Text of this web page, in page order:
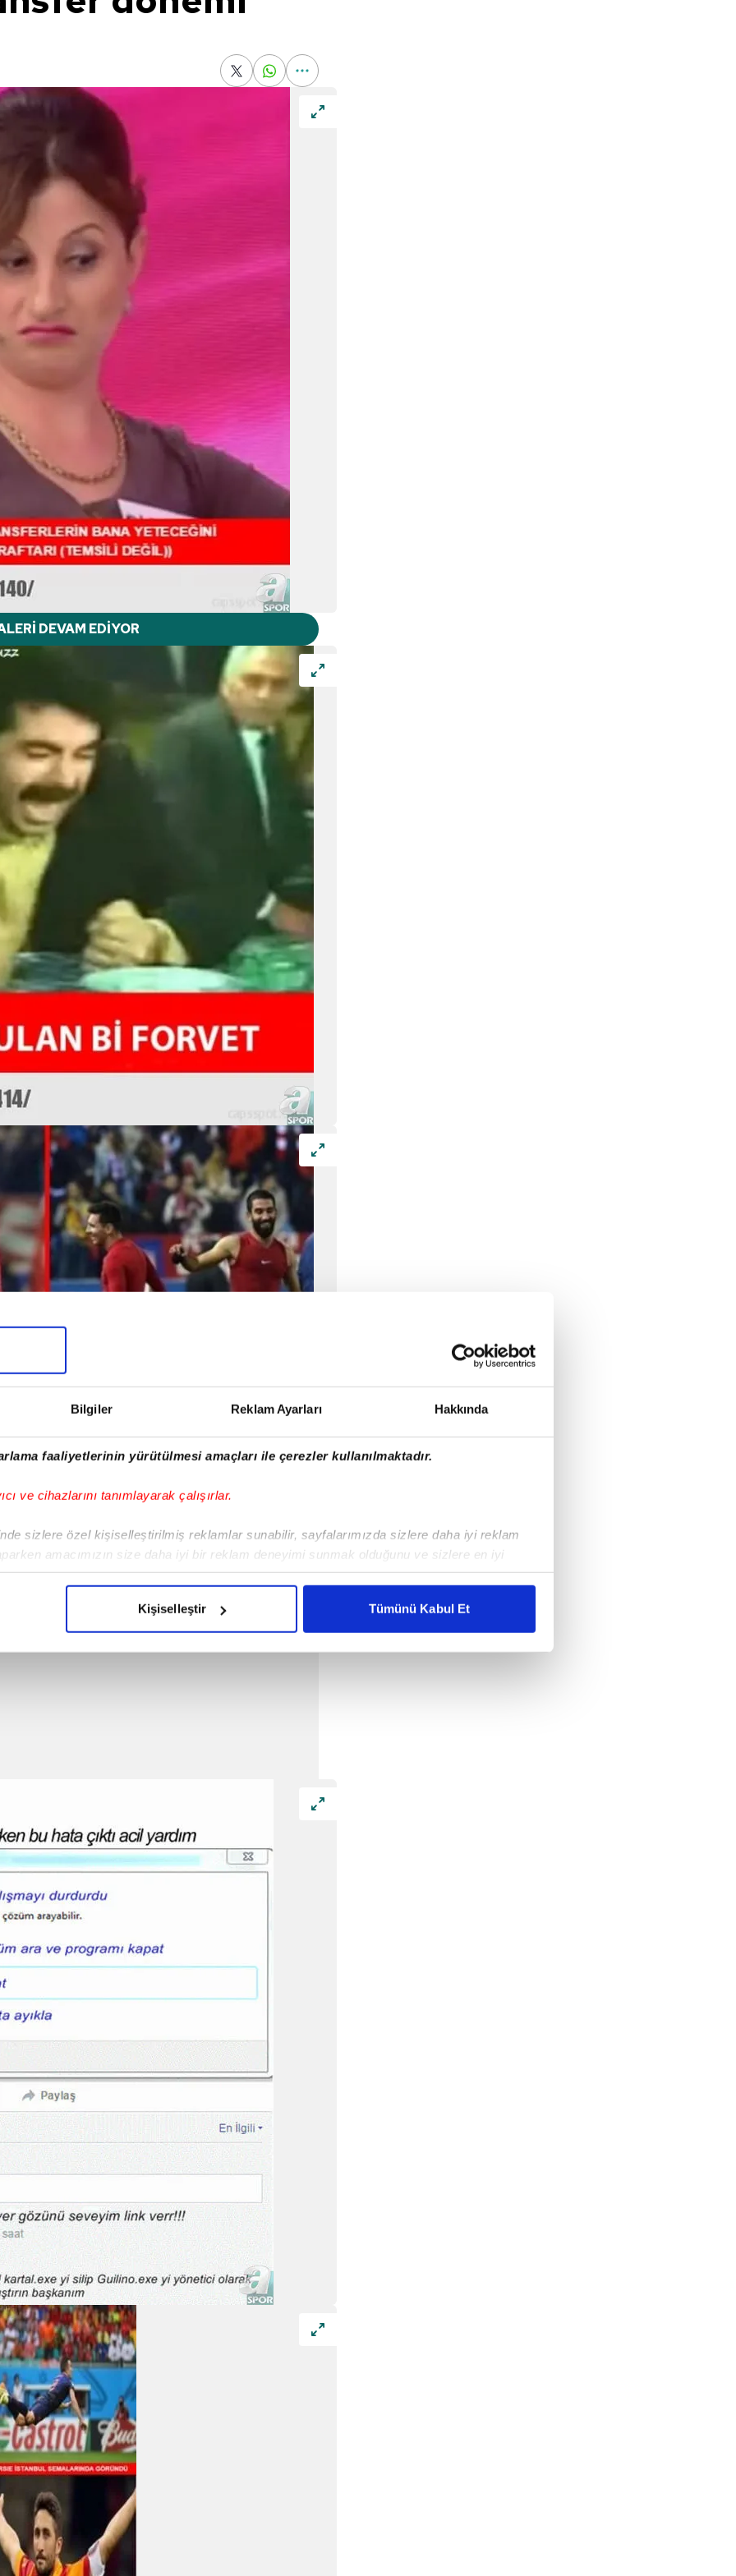
Bilgiler Reklam Ayarları Hakkında
faaliyetlerinin yürütülmesi amaçları ile çerezler kullanılmaktadır.
ve cihazlarını tanımlayarak çalışırlar.
sizlere özel kişiselleştirilmiş reklamlar sunabilir, sayfalarımızda sizlere daha iyi reklam
amacımızın size daha iyi bir reklam deneyimi sunmak olduğunu ve sizlere en iyi
gelen çabayı gösterdiğimizi ve bu noktada, reklamların maliyetlerimizi karşılamak
izin vermedikleri takdirde, kullanıcılara hedefli reklamlar gösterilmeyecektir."
Kanunu uyarınca hazırlanmış Aydınlatma Metnimizi okumak ve sitemizde ilgili
çerezlerle ilgili bilgi almak için lütfentıklayınız
Kişiselleştir Tümünü Kabul Et
DEVAM EDİYOR